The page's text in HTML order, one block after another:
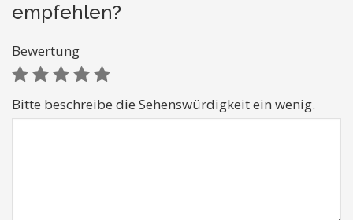
empfehlen?
Bewertung
Bitte beschreibe die Sehenswürdigkeit ein wenig.